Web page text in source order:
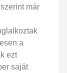
már
a
ezt
saját